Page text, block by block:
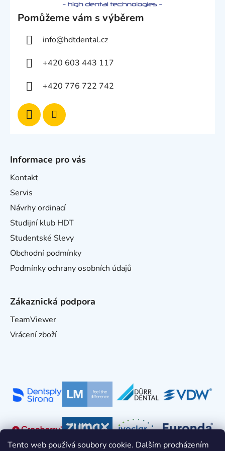
Tento web používá soubory cookie. Dalším procházením
Pomůžeme vám s výběrem
info@hdtdental.cz
+420 603 443 117
+420 776 722 742
Informace pro vás
Kontakt
Servis
Návrhy ordinací
Studijní klub HDT
Studentské Slevy
Obchodní podmínky
Podmínky ochrany osobních údajů
Zákaznická podpora
TeamViewer
Vrácení zboží